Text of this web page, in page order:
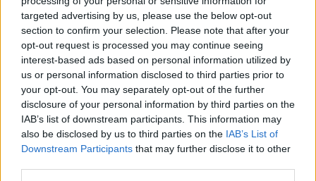
targeted advertising by us, please use the below opt-out
section to confirm your selection. Please note that after your
opt-out request is processed you may continue seeing
interest-based ads based on personal information utilized by
us or personal information disclosed to third parties prior to
your opt-out. You may separately opt-out of the further
disclosure of your personal information by third parties on the
IAB’s list of downstream participants. This information may
also be disclosed by us to third parties on the IAB’s List of
Downstream Participants that may further disclose it to other
vill Centerpartiet bygga en helt ny klinik
POLITIK 04 juli 2026 08.00
Skilda ingångar kring hotade skolan:
Alliansen vill tillsätta utredning –
Persson (S) öppnar för att ta över